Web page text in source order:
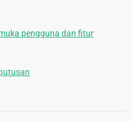
pengguna dan fitur